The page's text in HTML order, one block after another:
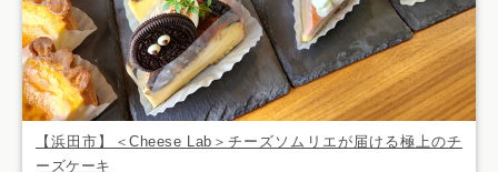
【浜田市】＜Cheese Lab＞チーズソムリエが届ける極上のチ
ーズケーキ